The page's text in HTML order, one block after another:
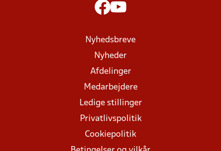
Nyhedsbreve
Nyheder
Afdelinger
Medarbejdere
Ledige stillinger
Privatlivspolitik
Cookiepolitik